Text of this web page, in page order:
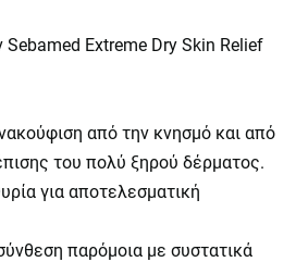
Sebamed Extreme Dry Skin Relief
από την κνησμό και από
του πολύ ξηρού δέρματος.
για αποτελεσματική
παρόμοια με συστατικά